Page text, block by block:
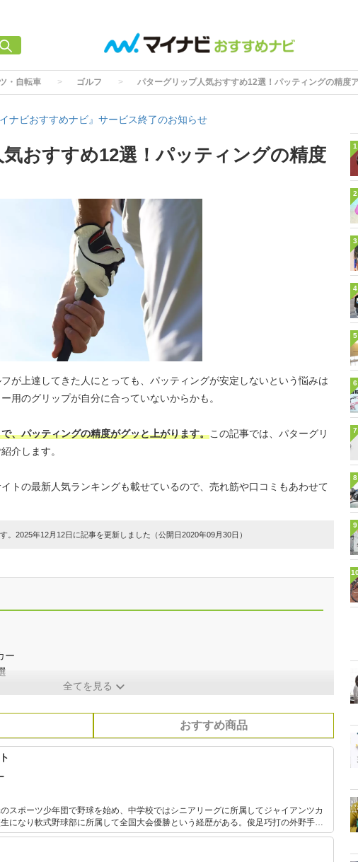
・自転車 ゴルフ パターグリップ人気おすすめ12選！パッティングの精度
イナビおすすめナビ』サービス終了のお知らせ
おすすめ12選！パッティングの精度
が上達してきた人にとっても、パッティングが安定しないという悩みは
用のグリップが自分に合っていないからかも。
、パッティングの精度がグッと上がります。この記事では、パターグリ
介します。
トの最新人気ランキングも載せているので、売れ筋や口コミもあわせて
。2025年12月12日に記事を更新しました（公開日2020年09月30日）
ー
全てを見る
おすすめ商品
スポーツ少年団で野球を始め、中学校ではシニアリーグに所属してジャイアンツカ
になり軟式野球部に所属して全国大会優勝という経歴がある。俊足巧打の外野手で
は
組まで持つようになった。 趣味はゴルフに釣り、カメラマンとして撮
1
2
3
4
5
6
7
8
9